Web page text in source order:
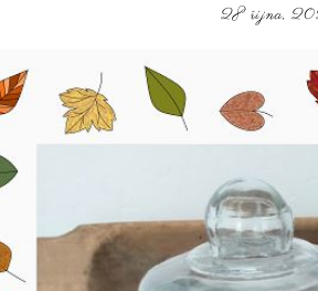
28 října,